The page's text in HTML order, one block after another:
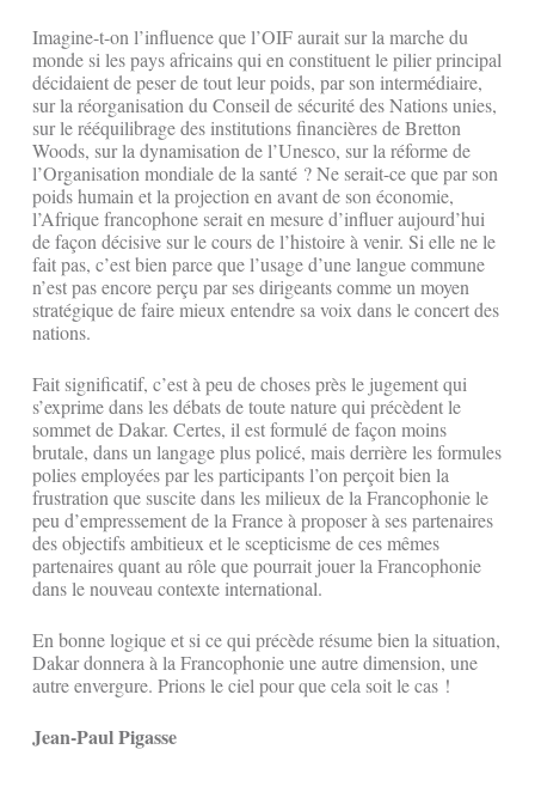
Imagine-t-on l’influence que l’OIF aurait sur la marche du
monde si les pays africains qui en constituent le pilier principal
décidaient de peser de tout leur poids, par son intermédiaire,
sur la réorganisation du Conseil de sécurité des Nations unies,
sur le rééquilibrage des institutions financières de Bretton
Woods, sur la dynamisation de l’Unesco, sur la réforme de
l’Organisation mondiale de la santé ? Ne serait-ce que par son
poids humain et la projection en avant de son économie,
l’Afrique francophone serait en mesure d’influer aujourd’hui
de façon décisive sur le cours de l’histoire à venir. Si elle ne le
fait pas, c’est bien parce que l’usage d’une langue commune
n’est pas encore perçu par ses dirigeants comme un moyen
stratégique de faire mieux entendre sa voix dans le concert des
nations.
Fait significatif, c’est à peu de choses près le jugement qui
s’exprime dans les débats de toute nature qui précèdent le
sommet de Dakar. Certes, il est formulé de façon moins
brutale, dans un langage plus policé, mais derrière les formules
polies employées par les participants l’on perçoit bien la
frustration que suscite dans les milieux de la Francophonie le
peu d’empressement de la France à proposer à ses partenaires
des objectifs ambitieux et le scepticisme de ces mêmes
partenaires quant au rôle que pourrait jouer la Francophonie
dans le nouveau contexte international.
En bonne logique et si ce qui précède résume bien la situation,
Dakar donnera à la Francophonie une autre dimension, une
autre envergure. Prions le ciel pour que cela soit le cas !
Jean-Paul Pigasse